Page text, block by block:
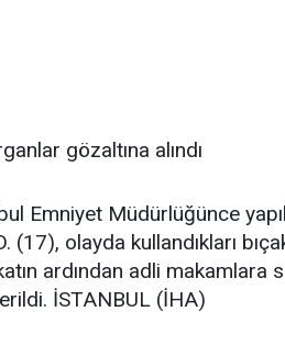
gözaltına alındı
Emniyet Müdürlüğünce
(17), olayda kullandıkları
ardından adli
İSTANBUL (İHA)